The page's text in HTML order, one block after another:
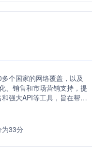
个国家的网络覆盖，以及
、销售和市场营销支持，提
强大API等工具，旨在帮助
为33分